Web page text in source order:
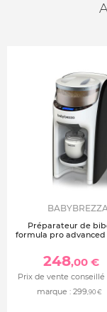
Préparateur de
formula pro advanced
248,00 €
Prix de vente conseillé
marque : 299,90 €